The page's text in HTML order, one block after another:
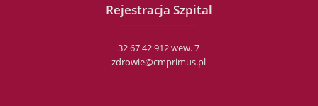
Rejestracja Szpital
32 67 42 912 wew. 7
zdrowie@cmprimus.pl